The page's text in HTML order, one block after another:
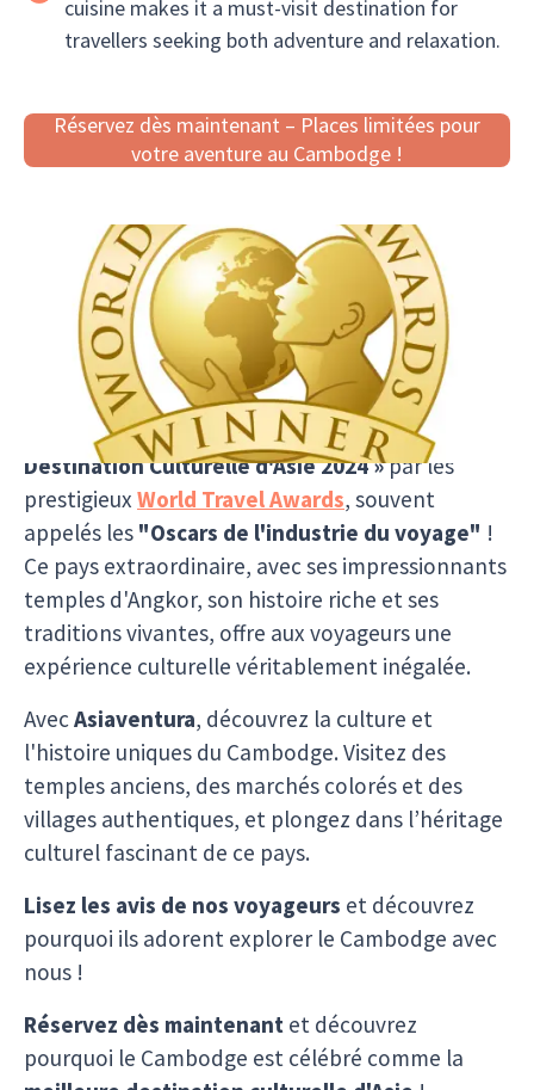
cuisine makes it a must-visit destination for
travellers seeking both adventure and relaxation.
Réservez dès maintenant – Places limitées pour
votre aventure au Cambodge !
Le Cambodge élu meilleure
destination culturelle d'Asie
2024 !
Le Cambodge a été couronné
« Meilleure
Destination Culturelle d'Asie 2024 »par les
prestigieux World Travel Awards, souvent
appelés les "Oscars de l'industrie du voyage" !
Ce pays extraordinaire, avec ses impressionnants
temples d'Angkor, son histoire riche et ses
traditions vivantes, offre aux voyageurs une
expérience culturelle véritablement inégalée.
AvecAsiaventura, découvrez la culture et
l'histoire uniques du Cambodge. Visitez des
temples anciens, des marchés colorés et des
villages authentiques, et plongez dans l’héritage
culturel fascinant de ce pays.
Lisez les avis de nos voyageurs et découvrez
pourquoi ils adorent explorer le Cambodge avec
nous !
Réservez dès maintenant et découvrez
pourquoi le Cambodge est célébré comme la